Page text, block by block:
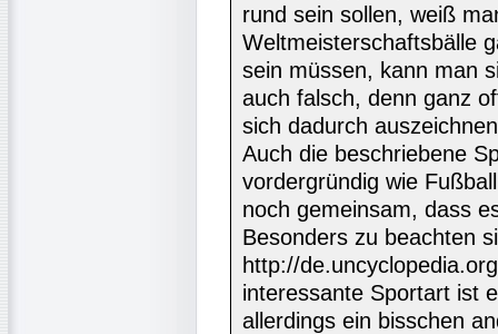
rund sein sollen, weiß
Weltmeisterschaftsbälle
sein müssen, kann man
auch falsch, denn ganz
sich dadurch
Auch die beschriebene
vordergründig wie
noch gemeinsam, dass
Besonders zu beachten
http://
interessante Sportart ist
allerdings ein bisschen